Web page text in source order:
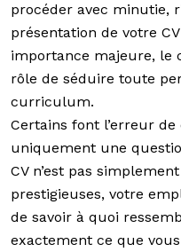
procéder avec minutie,
présentation de votre
importance majeure,
rôle de séduire toute
curriculum.
Certains font l’erreur
uniquement une
CV n’est pas
prestigieuses, votre
de savoir à quoi
exactement ce que